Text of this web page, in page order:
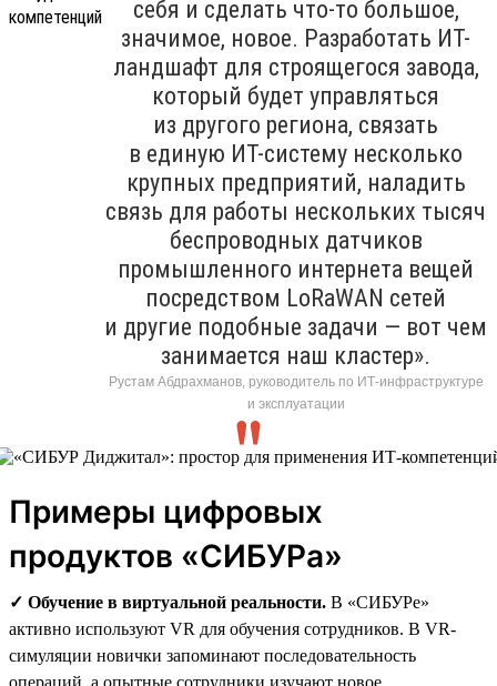
себя и сделать что-то большое,
значимое, новое. Разработать ИТ-
ландшафт для строящегося завода,
который будет управляться
из другого региона, связать
в единую ИТ-систему несколько
крупных предприятий, наладить
связь для работы нескольких тысяч
беспроводных датчиков
промышленного интернета вещей
посредством LoRaWAN сетей
и другие подобные задачи — вот чем
занимается наш кластер».
Рустам Абдрахманов, руководитель по ИТ-инфраструктуре
и эксплуатации
Примеры цифровых
продуктов «СИБУРа»
✓ Обучение в виртуальной реальности. В «СИБУРе»
активно используют VR для обучения сотрудников. В VR-
симуляции новички запоминают последовательность
операций, а опытные сотрудники изучают новое